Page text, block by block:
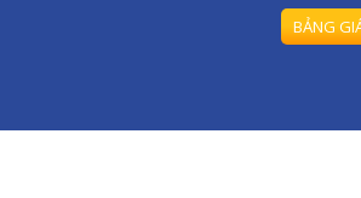
BẢNG